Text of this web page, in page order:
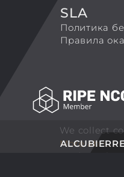
TradeMark
SLA
Политика
Правила
We collect
More about